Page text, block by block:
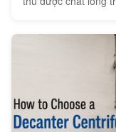
lượng chất rắn thức